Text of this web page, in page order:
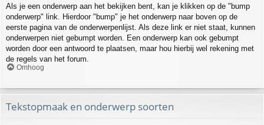
Als je een onderwerp aan het bekijken bent, kan je klikken op de "bump
onderwerp" link. Hierdoor "bump" je het onderwerp naar boven op de
eerste pagina van de onderwerpenlijst. Als deze link er niet staat, kunnen
onderwerpen niet gebumpt worden. Een onderwerp kan ook gebumpt
worden door een antwoord te plaatsen, maar hou hierbij wel rekening met
de regels van het forum.
Omhoog
Tekstopmaak en onderwerp soorten